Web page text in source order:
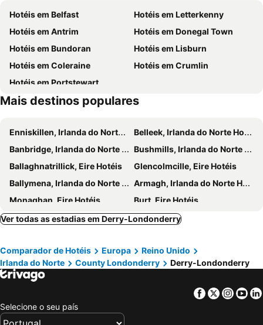
Hotéis em Belfast
Hotéis em Letterkenny
Hotéis em Antrim
Hotéis em Donegal Town
Hotéis em Bundoran
Hotéis em Lisburn
Hotéis em Coleraine
Hotéis em Crumlin
Hotéis em Portstewart
Mais destinos populares
Enniskillen, Irlanda do Norte Hotéis
Belleek, Irlanda do Norte Hotéis
Banbridge, Irlanda do Norte Hotéis
Bushmills, Irlanda do Norte Hotéis
Ballaghnatrillick, Eire Hotéis
Glencolmcille, Eire Hotéis
Ballymena, Irlanda do Norte Hotéis
Armagh, Irlanda do Norte Hotéis
Monaghan, Eire Hotéis
Burt, Eire Hotéis
Stranorlar, Eire Hotéis
Cushendall, Irlanda do Norte Hotéis
Fahan, Eire Hotéis
Rathmullan, Eire Hotéis
Carndonagh, Eire Hotéis
Ballybofey, Eire Hotéis
Omagh, Irlanda do Norte Hotéis
Belfast, Irlanda do Norte Hotéis
Letterkenny, Eire Hotéis
Antrim, Irlanda do Norte Hotéis
Ver todas as estadias em Derry-Londonderry
Comparador de Hotéis Europa
Reino Unido
Irlanda do Norte
County Londonderry Derry-Londonderry
Facebook
Twitter
Selecione o seu país